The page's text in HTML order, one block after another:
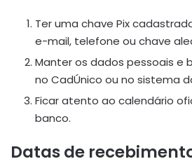
Ter uma chave Pix
e-mail, telefone ou chave
Manter os dados pessoais e
no CadÚnico ou no sistema
Ficar atento ao calendário
banco.
Datas de